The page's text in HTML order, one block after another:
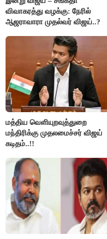
விவாகரத்து வழக்கு: நேரில்
ஆஜராவாரா முதல்வர் விஜய்..?
மத்திய வெளியுறவுத்துறை
மந்திரிக்கு முதலமைச்சர் விஜய்
கடிதம்..!!